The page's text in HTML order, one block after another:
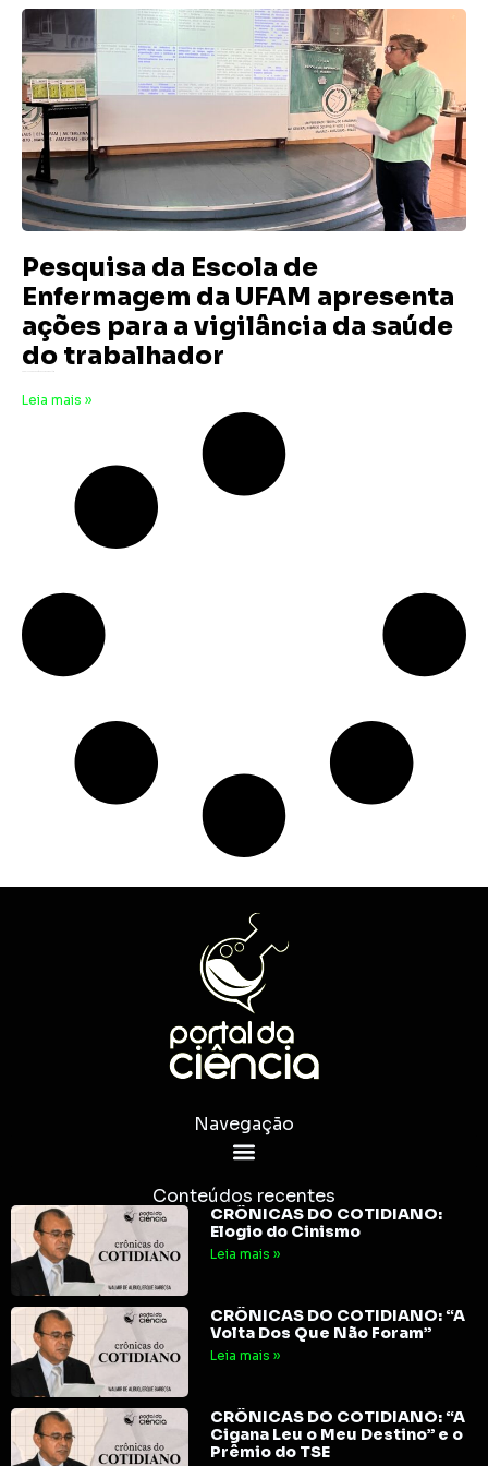
Pesquisa da Escola de
Enfermagem da UFAM apresenta
ações para a vigilância da saúde
do trabalhador
Leia mais »
Navegação
Conteúdos recentes
CRÔNICAS DO COTIDIANO:
Elogio do Cinismo
Leia mais »
CRÔNICAS DO COTIDIANO: “A
Volta Dos Que Não Foram”
Leia mais »
CRÔNICAS DO COTIDIANO: “A
Cigana Leu o Meu Destino” e o
Prêmio do TSE